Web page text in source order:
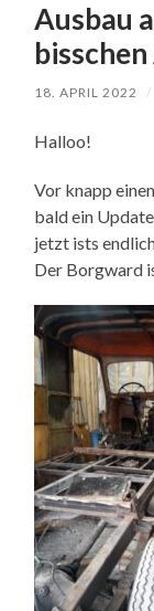
Ausbau
18. APRIL 2022 /
Halloo!
Vor knapp
bald ein
jetzt ists
Der Borgward